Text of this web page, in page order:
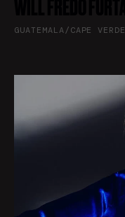
GUATEMALA/CAPE VERDE